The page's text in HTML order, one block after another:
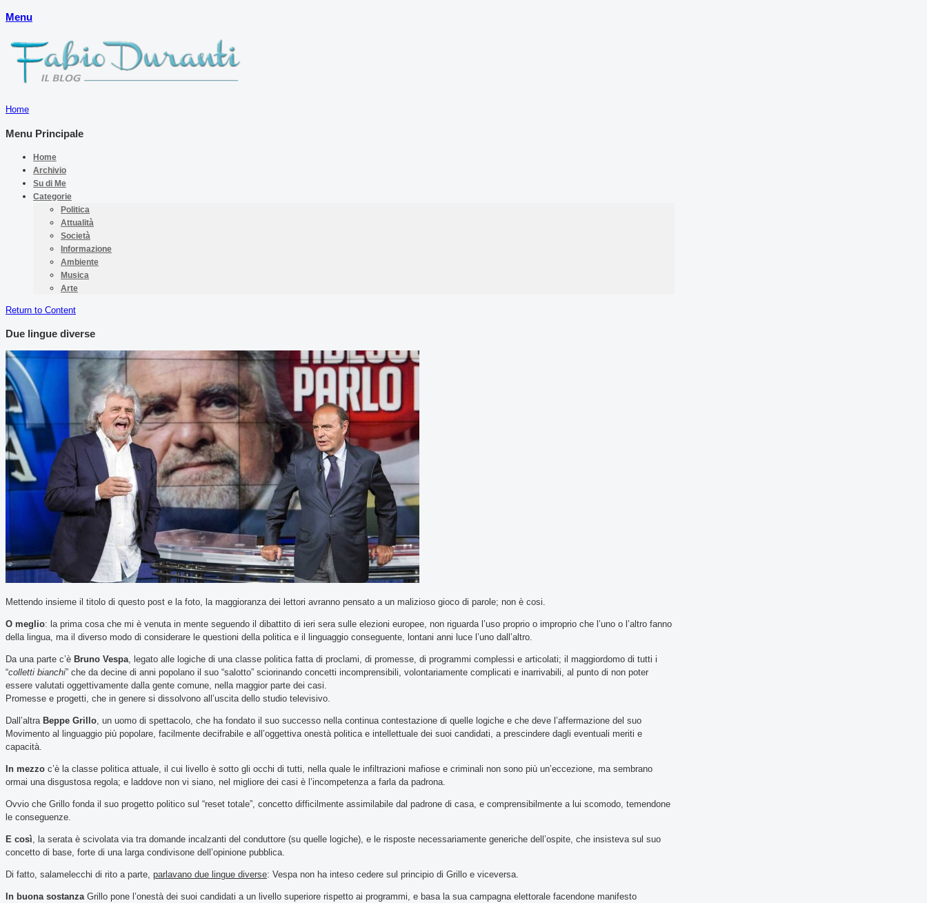
Menu
Home
Menu Principale
Home
Archivio
Su di Me
Categorie
Politica
Attualità
Società
Informazione
Ambiente
Musica
Arte
Return to Content
Due lingue diverse
Mettendo insieme il titolo di questo post e la foto, la maggioranza dei lettori avranno pensato a un malizioso gioco di parole; non è cosi.
O meglio: la prima cosa che mi è venuta in mente seguendo il dibattito di ieri sera sulle elezioni europee, non riguarda l’uso proprio o improprio che l’uno o l’altro fanno
della lingua, ma il diverso modo di considerare le questioni della politica e il linguaggio conseguente, lontani anni luce l’uno dall’altro.
Da una parte c’è Bruno Vespa, legato alle logiche di una classe politica fatta di proclami, di promesse, di programmi complessi e articolati; il maggiordomo di tutti i
“colletti bianchi” che da decine di anni popolano il suo “salotto” sciorinando concetti incomprensibili, volontariamente complicati e inarrivabili, al punto di non poter
essere valutati oggettivamente dalla gente comune, nella maggior parte dei casi.
Promesse e progetti, che in genere si dissolvono all’uscita dello studio televisivo.
Dall’altra Beppe Grillo, un uomo di spettacolo, che ha fondato il suo successo nella continua contestazione di quelle logiche e che deve l’affermazione del suo
Movimento al linguaggio più popolare, facilmente decifrabile e all’oggettiva onestà politica e intellettuale dei suoi candidati, a prescindere dagli eventuali meriti e
capacità.
In mezzo c’è la classe politica attuale, il cui livello è sotto gli occhi di tutti, nella quale le infiltrazioni mafiose e criminali non sono più un’eccezione, ma sembrano
ormai una disgustosa regola; e laddove non vi siano, nel migliore dei casi è l’incompetenza a farla da padrona.
Ovvio che Grillo fonda il suo progetto politico sul “reset totale”, concetto difficilmente assimilabile dal padrone di casa, e comprensibilmente a lui scomodo, temendone
le conseguenze.
E così, la serata è scivolata via tra domande incalzanti del conduttore (su quelle logiche), e le risposte necessariamente generiche dell’ospite, che insisteva sul suo
concetto di base, forte di una larga condivisone dell’opinione pubblica.
Di fatto, salamelecchi di rito a parte, parlavano due lingue diverse: Vespa non ha inteso cedere sul principio di Grillo e viceversa.
In buona sostanzaGrillo pone l’onestà dei suoi candidati a un livello superiore rispetto ai programmi, e basa la sua campagna elettorale facendone manifesto